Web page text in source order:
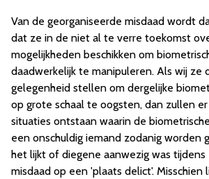
Van de georganiseerde misdaad wordt
dat ze in de niet al te verre toekomst
mogelijkheden beschikken om
daadwerkelijk te manipuleren. Als wij ze
gelegenheid stellen om dergelijke
op grote schaal te oogsten, dan zullen
situaties ontstaan waarin de
een onschuldig iemand zodanig worden
het lijkt of diegene aanwezig was
misdaad op een 'plaats delict'. Misschien